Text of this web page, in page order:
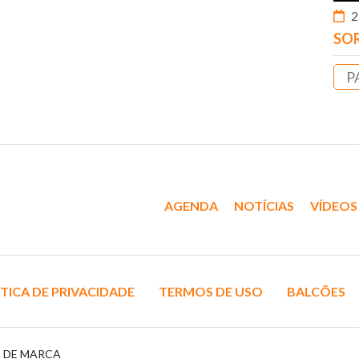
AGENDA NOTÍCIAS VÍDEOS
DE PRIVACIDADE TERMOS DE USO BALCÕES
MARCA